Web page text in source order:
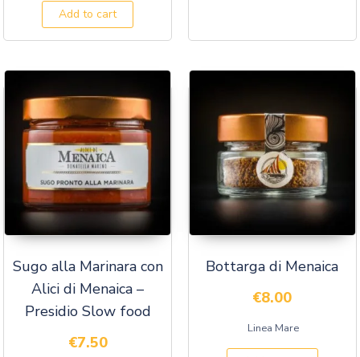
Add to cart
Sugo alla Marinara con
Alici di Menaica –
Presidio Slow food
€7.50
Bottarga di Menaica
€8.00
Linea Mare